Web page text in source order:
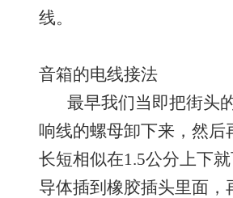
线。
音箱的电线接法
最早我们当即把街头的
响线的螺母卸下来，然
长短相似在1.5公分上下
导体插到橡胶插头里面